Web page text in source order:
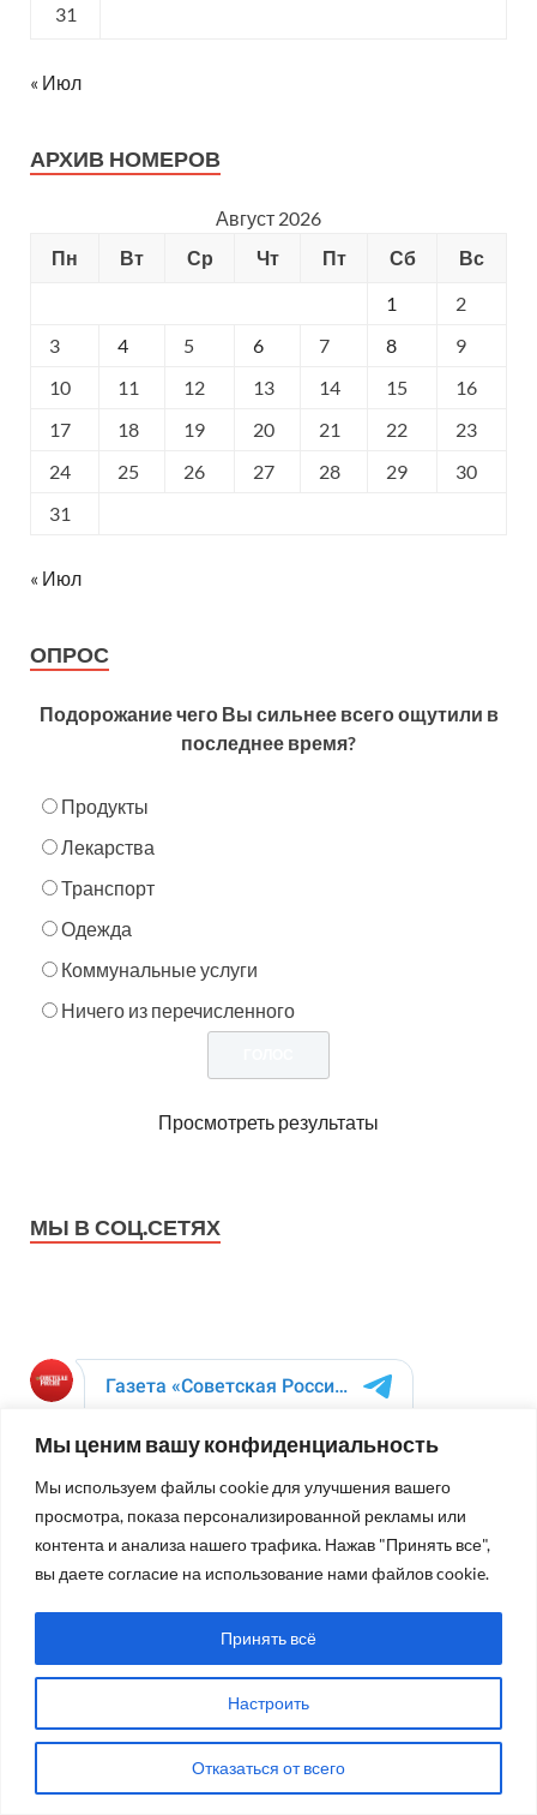
Мы ценим вашу конфиденциальность
Мы используем файлы cookie для улучшения вашего
просмотра, показа персонализированной рекламы или
контента и анализа нашего трафика. Нажав "Принять все",
вы даете согласие на использование нами файлов cookie.
Настроить
Отказаться от всего
Принять всё
31
« Июл
АРХИВ НОМЕРОВ
Август 2026
Пн
Вт Ср Чт Пт Сб
Вс
1
2
3
4 5 6 7 8
9
10
11 12 13 14 15
16
17
18 19 20 21 22
23
24
25 26 27 28 29
30
31
« Июл
ОПРОС
Подорожание чего Вы сильнее всего ощутили в
последнее время?
Продукты
Лекарства
Транспорт
Одежда
Коммунальные услуги
Ничего из перечисленного
Просмотреть результаты
МЫ В СОЦ.СЕТЯХ
Как стать участником форума (комментатором) на
сайте. Подробная инструкция